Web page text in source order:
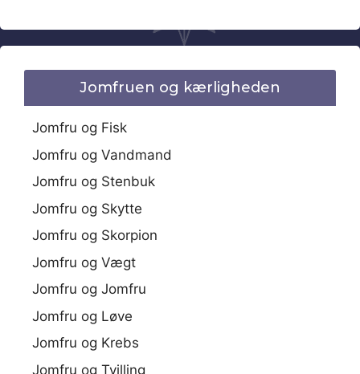
Jomfruen og kærligheden
Jomfru og Fisk
Jomfru og Vandmand
Jomfru og Stenbuk
Jomfru og Skytte
Jomfru og Skorpion
Jomfru og Vægt
Jomfru og Jomfru
Jomfru og Løve
Jomfru og Krebs
Jomfru og Tvilling